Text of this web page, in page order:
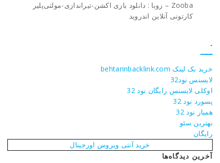
Zooba – زوبا : دانلود بازی اکشن-تیراندازی-مولتی‌پلیر
کارتونی آنلاین اندروید
.
خرید بک لینک behtarinbacklink.com
لایسنس نود32
اوکلی لایسنس رایگان نود 32
پسورد نود 32
همیار نود 32
بهترین سئو
رایگان
خرید آنتی ویروس اورجینال
آخرین دیدگاه‌ها